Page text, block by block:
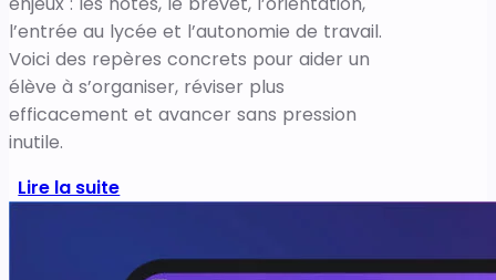
l’entrée au lycée et l’autonomie de travail.
Voici des repères concrets pour aider un
élève à s’organiser, réviser plus
efficacement et avancer sans pression
inutile.
Lire la suite